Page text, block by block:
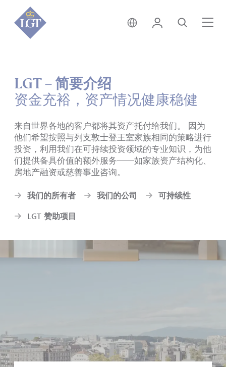
香港 • 中文
登录 搜索
LGT – 简要介绍
资金充裕，资产情况健康稳健
来自世界各地的客户都将其资产托付给我们。
因为
他们希望按照与列支敦士登王室家族相同的策略进行
投资 ， 利用我们在可持续投资领域的专业知识 ， 为他
们提供备具价值的额外服务——如家族资产结构化、
房地产融资或慈善事业咨询。
我们的所有者 我们的公司
可持续性
LGT 赞助项目